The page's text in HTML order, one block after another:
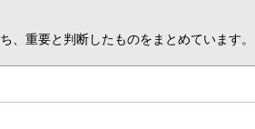
、重要と判断したものをまとめています。